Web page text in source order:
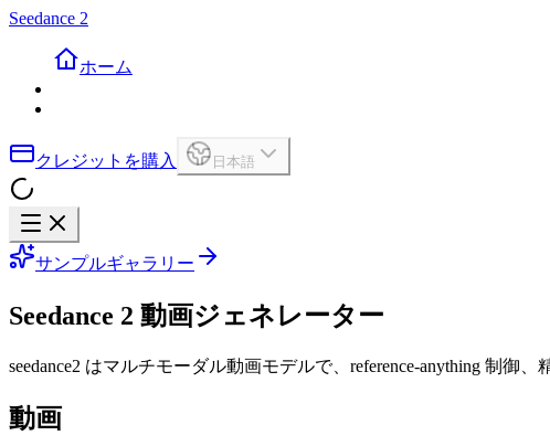
Seedance 2
ホーム
クレジットを購入 日本語
サンプルギャラリー
Seedance 2 動画ジェネレーター
seedance2 はマルチモーダル動画モデルで、reference-anything 制御
動画